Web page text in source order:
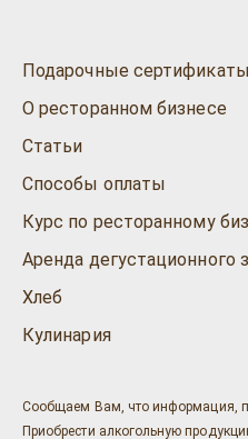
Подарочные сертификаты
О ресторанном бизнесе
Статьи
Способы оплаты
Курс по ресторанному
Аренда дегустационного
Хлеб
Кулинария
Сообщаем Вам, что информация,
Приобрести алкогольную